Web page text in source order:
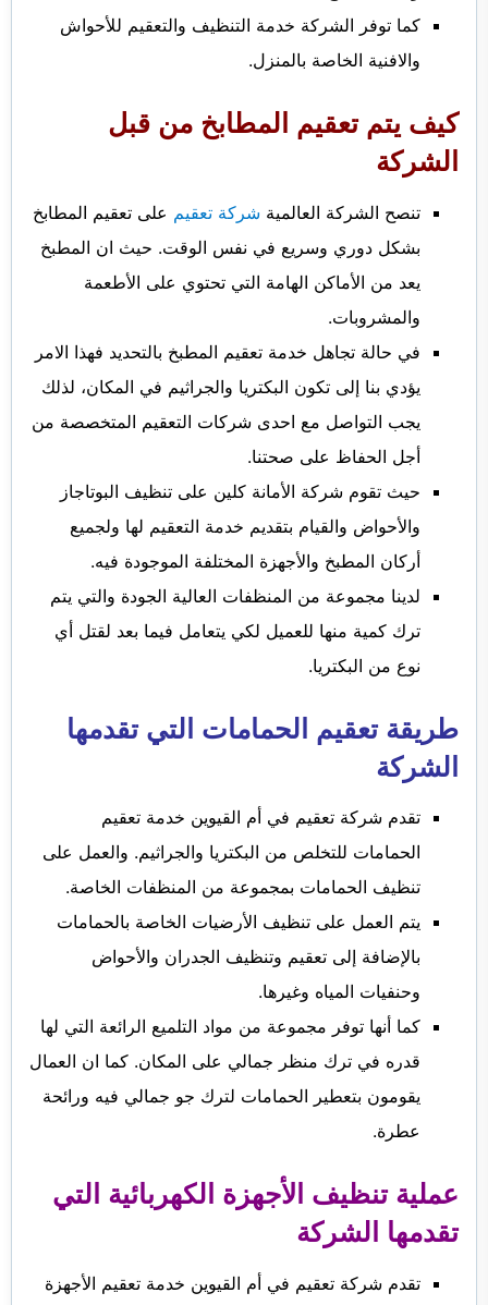
كما توفر الشركة خدمة التنظيف والتعقيم للأحواش
والافنية الخاصة بالمنزل.
كيف يتم تعقيم المطابخ من قبل
الشركة
تنصح الشركة العالمية شركة تعقيم على تعقيم المطابخ
بشكل دوري وسريع في نفس الوقت. حيث ان المطبخ
يعد من الأماكن الهامة التي تحتوي على الأطعمة
والمشروبات.
في حالة تجاهل خدمة تعقيم المطبخ بالتحديد فهذا الامر
يؤدي بنا إلى تكون البكتريا والجراثيم في المكان، لذلك
يجب التواصل مع احدى شركات التعقيم المتخصصة من
أجل الحفاظ على صحتنا.
حيث تقوم شركة الأمانة كلين على تنظيف البوتاجاز
والأحواض والقيام بتقديم خدمة التعقيم لها ولجميع
أركان المطبخ والأجهزة المختلفة الموجودة فيه.
لدينا مجموعة من المنظفات العالية الجودة والتي يتم
ترك كمية منها للعميل لكي يتعامل فيما بعد لقتل أي
نوع من البكتريا.
طريقة تعقيم الحمامات التي تقدمها
الشركة
تقدم شركة تعقيم في أم القيوين خدمة تعقيم
الحمامات للتخلص من البكتريا والجراثيم. والعمل على
تنظيف الحمامات بمجموعة من المنظفات الخاصة.
يتم العمل على تنظيف الأرضيات الخاصة بالحمامات
بالإضافة إلى تعقيم وتنظيف الجدران والأحواض
وحنفيات المياه وغيرها.
كما أنها توفر مجموعة من مواد التلميع الرائعة التي لها
قدره في ترك منظر جمالي على المكان. كما ان العمال
يقومون بتعطير الحمامات لترك جو جمالي فيه ورائحة
عطرة.
عملية تنظيف الأجهزة الكهربائية التي
تقدمها الشركة
تقدم شركة تعقيم في أم القيوين خدمة تعقيم الأجهزة